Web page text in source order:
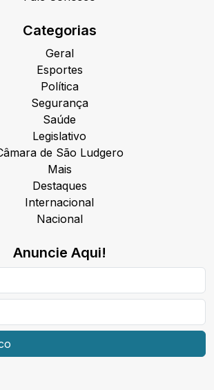
Categorias
Geral
Esportes
Política
Segurança
Saúde
Legislativo
de São Ludgero
Mais
Destaques
Internacional
Nacional
Anuncie Aqui!